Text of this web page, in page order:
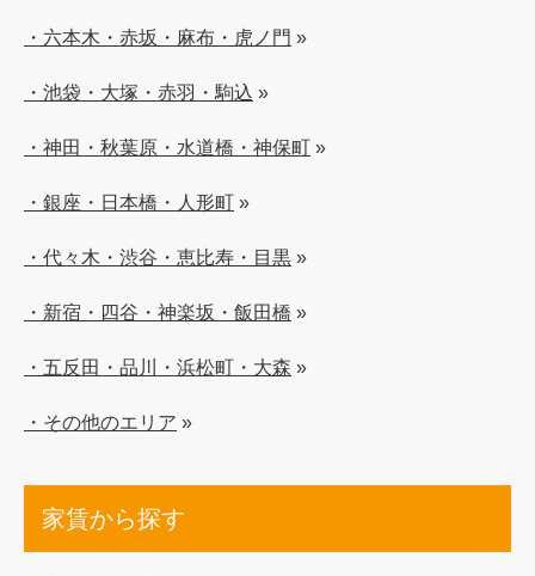
・六本木・赤坂・麻布・虎ノ門 »
・池袋・大塚・赤羽・駒込 »
・神田・秋葉原・水道橋・神保町 »
・銀座・日本橋・人形町 »
・代々木・渋谷・恵比寿・目黒 »
・新宿・四谷・神楽坂・飯田橋 »
・五反田・品川・浜松町・大森 »
・その他のエリア »
家賃から探す